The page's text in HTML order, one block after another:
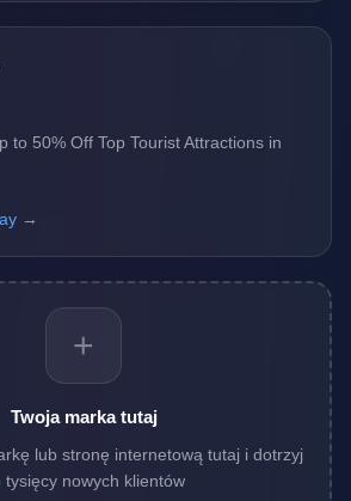
to 50% Off Top Tourist Attractions in
→
+
Twoja marka tutaj
lub stronę internetową tutaj i dotrzyj
tysięcy nowych klientów